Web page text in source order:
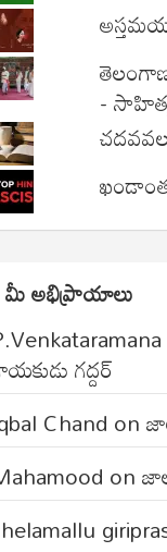
-
మీ అభిప్రాయాలు
గద్దర్
Chandon
on